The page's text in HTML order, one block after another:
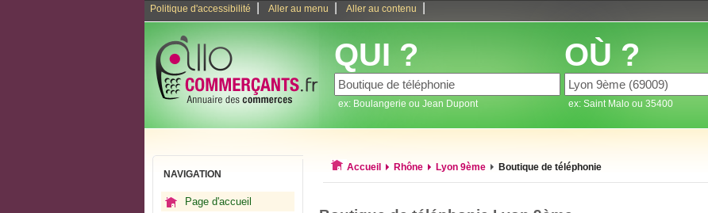
Politique d'accessibilité Aller au menu Aller au contenu
QUI ?
ex: Boulangerie ou Jean Dupont
OÙ ?
ex: Saint Malo ou 35400
NAVIGATION
Page d'accueil
Accueil Rhône Lyon 9ème Boutique de téléphonie